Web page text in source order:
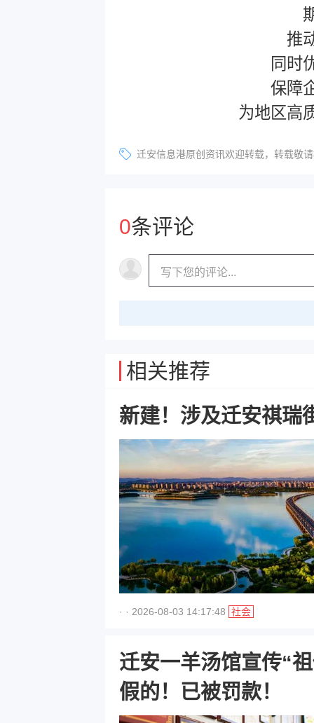
推
同时
保障
为地区高
迁安信息港原创资讯欢迎转载，转载敬
0条评论
相关推荐
新建！涉及迁安祺
· · 2026-08-03 14:17:48 社会
迁安一羊汤馆宣传“
假的！已被罚款！